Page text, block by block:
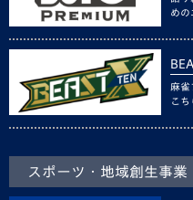
めの
麻雀
こち
スポーツ・地域創生事業